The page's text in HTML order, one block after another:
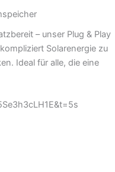
– unser Plug & Play
Solarenergie zu
Ideal für alle, die eine